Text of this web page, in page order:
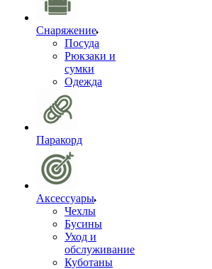
Снаряжение
Посуда
Рюкзаки и
сумки
Одежда
Паракорд
Аксессуары
Чехлы
Бусины
Уход и
обслуживание
Куботаны